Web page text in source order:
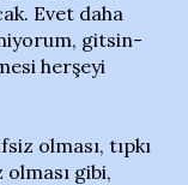
Evet daha
gitsin-
herşeyi
olması, tıpkı
gibi,